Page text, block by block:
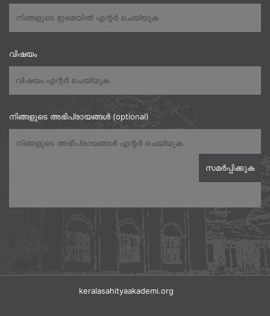
വിഷയം
നിങ്ങളുടെ അഭിപ്രായങ്ങൾ (optional)
keralasahityaakademi.org